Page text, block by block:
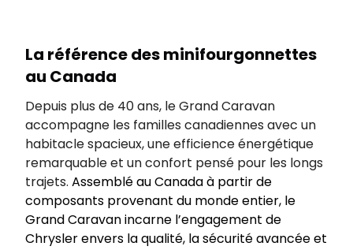
La référence des minifourgonnettes
au Canada
Depuis plus de 40 ans, le Grand Caravan
accompagne les familles canadiennes avec un
habitacle spacieux, une efficience énergétique
remarquable et un confort pensé pour les longs
trajets. Assemblé au Canada à partir de
composants provenant du monde entier, le
Grand Caravan incarne l’engagement de
Chrysler envers la qualité, la sécurité avancée et